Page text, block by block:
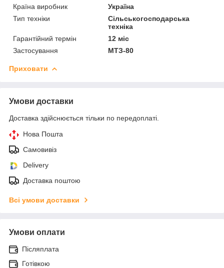
Країна виробник
Україна
Тип техніки
Сільськогосподарська
техніка
Гарантійний термін
12 міс
Застосування
МТЗ-80
Приховати
Умови доставки
Доставка здійснюється тільки по передоплаті.
Нова Пошта
Самовивіз
Delivery
Доставка поштою
Всі умови доставки
Умови оплати
Післяплата
Готівкою